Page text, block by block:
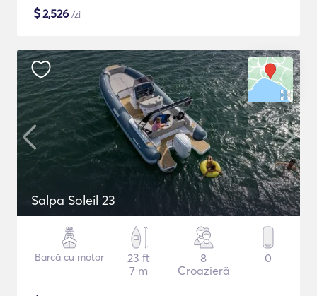
$2,526 /zi
Salpa Soleil 23
Barcă cu motor
23 ft
7 m
8
Croazieră
0